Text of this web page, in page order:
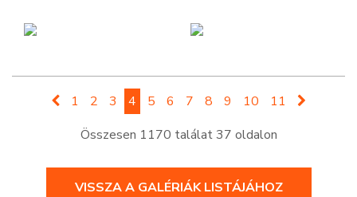
1 2 3 4 5 6 7 8 9 10
11
Összesen 1170 találat 37 oldalon
VISSZA A GALÉRIÁK LISTÁJÁHOZ